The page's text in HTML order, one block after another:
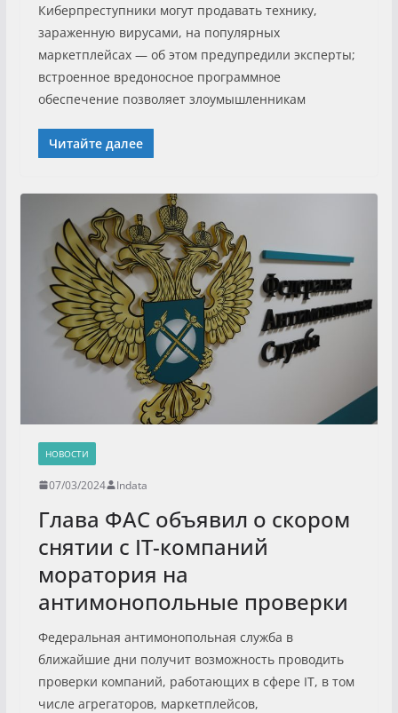
Киберпреступники могут продавать технику,
зараженную вирусами, на популярных
маркетплейсах — об этом предупредили эксперты;
встроенное вредоносное программное
обеспечение позволяет злоумышленникам
Читайте далее
НОВОСТИ
07/03/2024 Indata
Глава ФАС объявил о скором
снятии с IT-компаний
моратория на
антимонопольные проверки
Федеральная антимонопольная служба в
ближайшие дни получит возможность проводить
проверки компаний, работающих в сфере IT, в том
числе агрегаторов, маркетплейсов,